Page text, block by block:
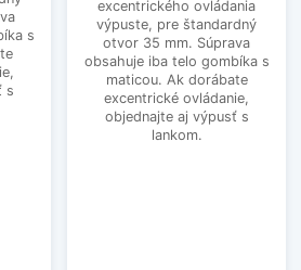
s
s
excentrického ovládania
výpuste, pre štandardný
otvor 35 mm. Súprava
obsahuje iba telo gombíka s
maticou. Ak dorábate
excentrické ovládanie,
objednajte aj výpusť s
lankom.